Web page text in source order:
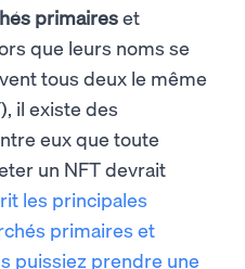
primaireset
que leurs noms se
tous deux le même
il existe des
eux que toute
un NFT devrait
les principales
primaires et
puissiez prendre une